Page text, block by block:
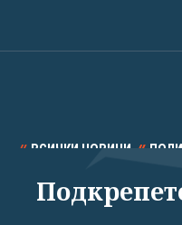
ВСИЧКИ НОВИНИ
СПОРТ КУЛТУРА